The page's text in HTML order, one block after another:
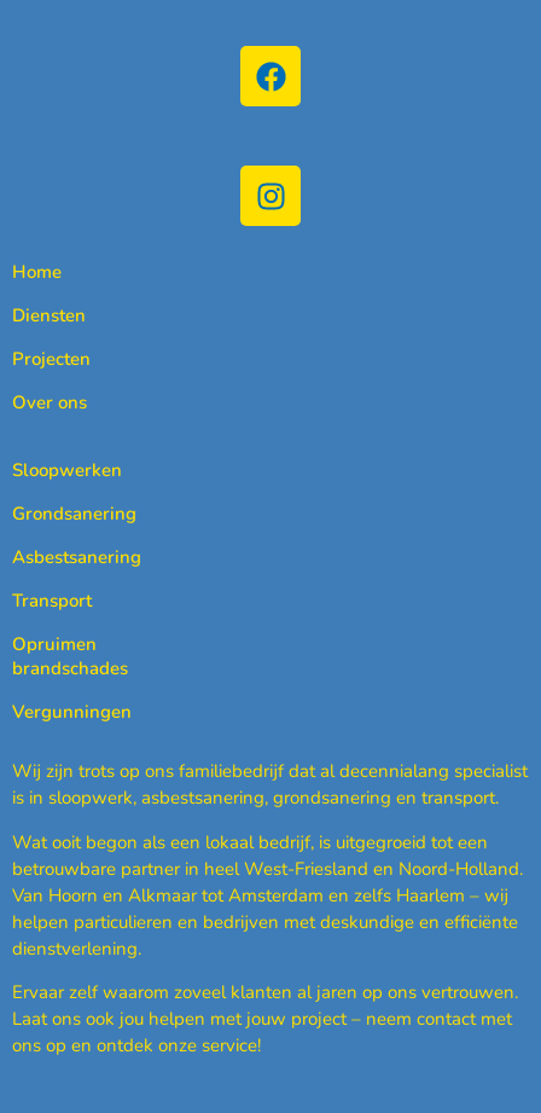
Home
Diensten
Projecten
Over ons
Sloopwerken
Grondsanering
Asbestsanering
Transport
Opruimen
brandschades
Vergunningen
Wij zijn trots op ons familiebedrijf dat al decennialang specialist
is in sloopwerk, asbestsanering, grondsanering en transport.
Wat ooit begon als een lokaal bedrijf, is uitgegroeid tot een
betrouwbare partner in heel West-Friesland en Noord-Holland.
Van Hoorn en Alkmaar tot Amsterdam en zelfs Haarlem – wij
helpen particulieren en bedrijven met deskundige en efficiënte
dienstverlening.
Ervaar zelf waarom zoveel klanten al jaren op ons vertrouwen.
Laat ons ook jou helpen met jouw project – neem contact met
ons op en ontdek onze service!